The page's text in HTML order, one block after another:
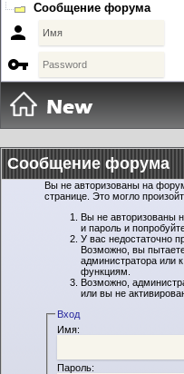
Сообщение форума


Сообщение форума
Вы не авторизованы на
странице. Это могло
Вы не авторизованы
и пароль и
У вас недостаточно
Возможно, вы
администратора или
функциям.
Возможно,
или вы не
Вход
Имя:
Пароль: